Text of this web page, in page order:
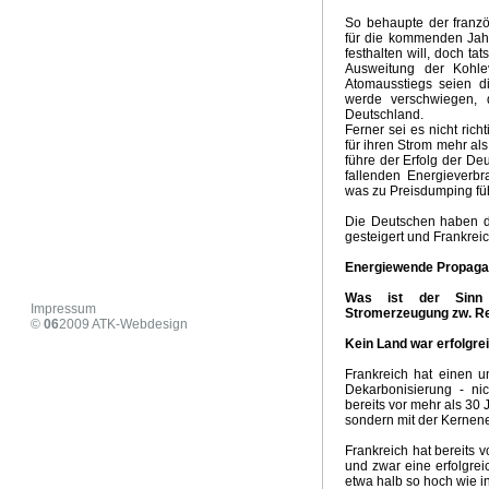
Zusammenbruch der Ampelkoalition
US Wahlen 2024
Aus vom Verbrenneraus
Wie realistisch ist Net - Zero
Neoliberalismuns und Klimawandel
Klimaaktivismus,
Milder Winter 2024 - Ausblick März
Habecks
Klimaschutz Projekt der Eliten
Der Anti Arbeiter- und
Zirkulationeanomalien und Klimaschwankungen in
Stromrationierung für Wärmepumpen und Elektroautos
Risse im
Irrationale Klima- und Energiepolitik
Hitzepanik in den
Sommer 2023 Zwischenbilanz
Verlogener
Habecks Sieg - Niederlage
Klimapropaganda und
Weiße Weihnachten
Kohle -
US Supreme Court Klima
Wirkungsloses EU Ölembargo gegen Russland
24. Februar 2022
Koalitionsvertrag Klima und Energie
Net Zero 2050 - Weltwirtschaftskrise
Emissionshandel
Impressum
© 062009 ATK-Webdesign
So behaupte der
für die kommenden
festhalten will, doch
Ausweitung der
Atomausstiegs seien
werde
Deutschland.
Ferner sei es nicht
für ihren Strom mehr
führe der Erfolg der
fallenden
was zu Preisdumping
Die Deutschen haben
gesteigert und
Energiewende
Was ist der Sinn
Stromerzeugung zw.
Kein Land war
Frankreich hat einen
Dekarbonisierung -
bereits vor mehr als 30
sondern mit der
Frankreich hat bereits
und zwar eine
etwa halb so hoch wie